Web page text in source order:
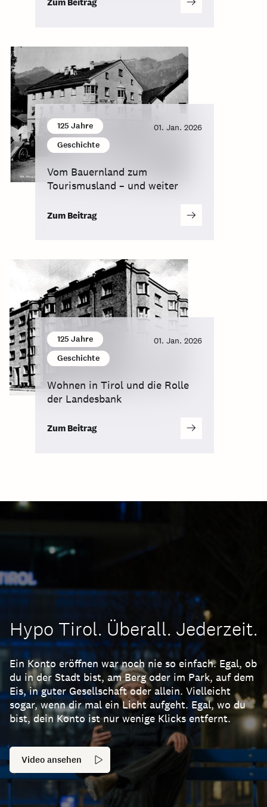
Zum Beitrag
125 Jahre
Geschichte
01. Jan. 2026
Vom Bauernland zum
Tourismusland – und weiter
Zum Beitrag
125 Jahre
Geschichte
01. Jan. 2026
Wohnen in Tirol und die Rolle
der Landesbank
Zum Beitrag
Hypo Tirol. Überall. Jederzeit.
Ein Konto eröffnen war noch nie so einfach. Egal, ob
du in der Stadt bist, am Berg oder im Park, auf dem
Eis, in guter Gesellschaft oder allein. Vielleicht
sogar, wenn dir mal ein Licht aufgeht. Egal, wo du
bist, dein Konto ist nur wenige Klicks entfernt.
Video ansehen